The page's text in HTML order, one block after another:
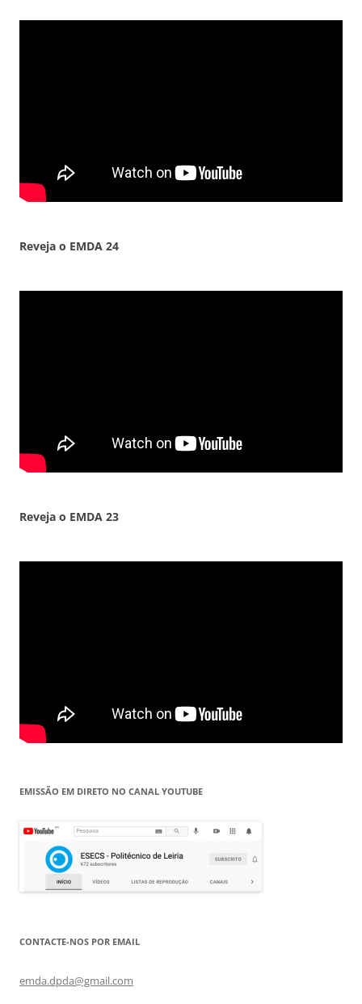
Reveja o EMDA 24
Reveja o EMDA 23
EMISSÃO EM DIRETO NO CANAL YOUTUBE
CONTACTE-NOS POR EMAIL
emda.dpda@gmail.com